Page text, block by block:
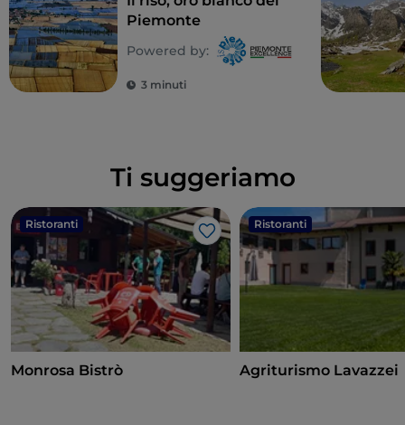
Piemonte
Powered by:
3 minuti
Ti suggeriamo
Ristoranti
Like
Monrosa Bistrò
Ristoranti
Agriturismo Lavazzei